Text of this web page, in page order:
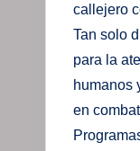
callejero
Tan solo
para la
humanos
en